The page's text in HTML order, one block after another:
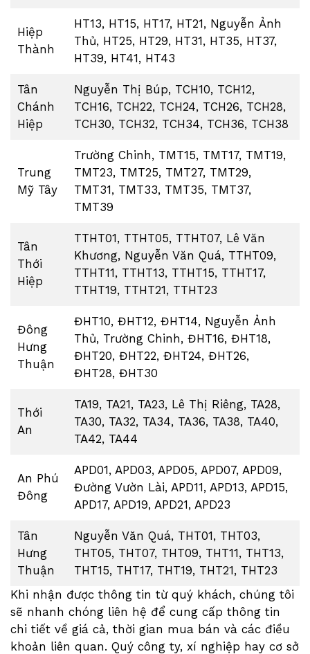
Hiệp
Thành
HT13, HT15, HT17, HT21, Nguyễn Ảnh
Thủ, HT25, HT29, HT31, HT35, HT37,
HT39, HT41, HT43
Tân
Chánh
Hiệp
Nguyễn Thị Búp, TCH10, TCH12,
TCH16, TCH22, TCH24, TCH26, TCH28,
TCH30, TCH32, TCH34, TCH36, TCH38
Trung
Mỹ Tây
Trường Chinh, TMT15, TMT17, TMT19,
TMT23, TMT25, TMT27, TMT29,
TMT31, TMT33, TMT35, TMT37,
TMT39
Tân
Thới
Hiệp
TTHT01, TTHT05, TTHT07, Lê Văn
Khương, Nguyễn Văn Quá, TTHT09,
TTHT11, TTHT13, TTHT15, TTHT17,
TTHT19, TTHT21, TTHT23
Đông
Hưng
Thuận
ĐHT10, ĐHT12, ĐHT14, Nguyễn Ảnh
Thủ, Trường Chinh, ĐHT16, ĐHT18,
ĐHT20, ĐHT22, ĐHT24, ĐHT26,
ĐHT28, ĐHT30
Thới
An
TA19, TA21, TA23, Lê Thị Riêng, TA28,
TA30, TA32, TA34, TA36, TA38, TA40,
TA42, TA44
An Phú
Đông
APD01, APD03, APD05, APD07, APD09,
Đường Vườn Lài, APD11, APD13, APD15,
APD17, APD19, APD21, APD23
Tân
Hưng
Thuận
Nguyễn Văn Quá, THT01, THT03,
THT05, THT07, THT09, THT11, THT13,
THT15, THT17, THT19, THT21, THT23
Khi nhận được thông tin từ quý khách, chúng tôi
sẽ nhanh chóng liên hệ để cung cấp thông tin
chi tiết về giá cả, thời gian mua bán và các điều
khoản liên quan. Quý công ty, xí nghiệp hay cơ sở